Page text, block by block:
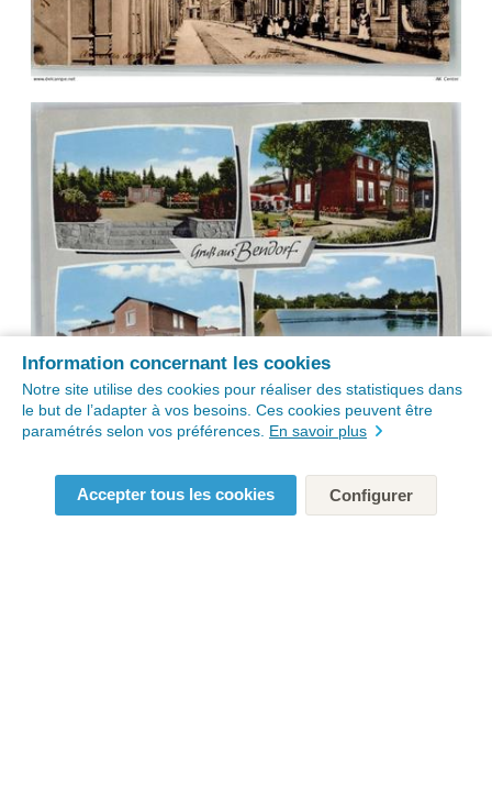
Information concernant les cookies
Notre site utilise des cookies pour réaliser des statistiques dans
le but de l’adapter à vos besoins. Ces cookies peuvent être
paramétrés selon vos préférences. En savoir plus
Accepter tous les cookies Configurer